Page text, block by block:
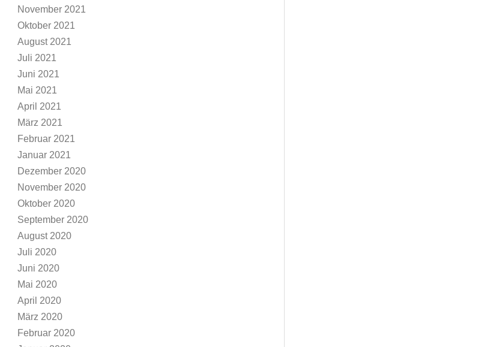
November 2021
Oktober 2021
August 2021
Juli 2021
Juni 2021
Mai 2021
April 2021
März 2021
Februar 2021
Januar 2021
Dezember 2020
November 2020
Oktober 2020
September 2020
August 2020
Juli 2020
Juni 2020
Mai 2020
April 2020
März 2020
Februar 2020